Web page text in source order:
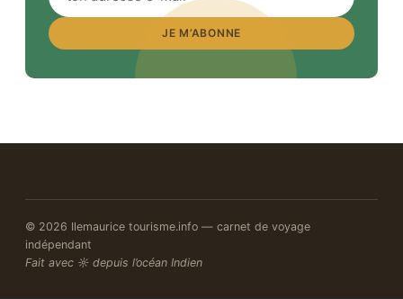
JE M’ABONNE
© 2026 Ilemaurice tourisme.info — carnet de voyage
indépendant
Fait avec ☼ depuis l’océan Indien